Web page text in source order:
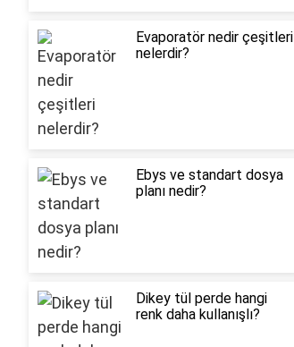
Evaporatör nedir çeşitleri
nelerdir?
Ebys ve standart dosya
planı nedir?
Dikey tül perde hangi
renk daha kullanışlı?